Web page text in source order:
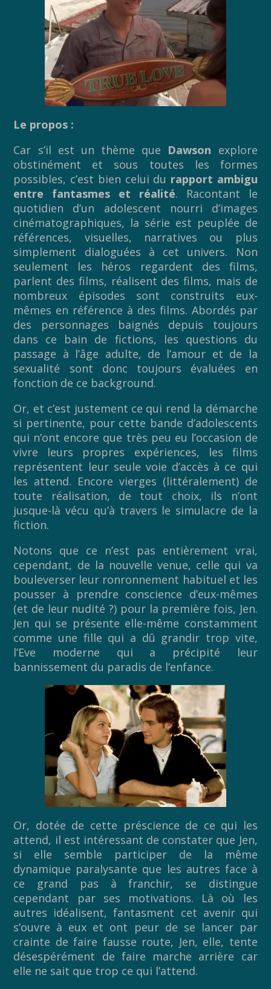
Le propos :
Car s’il est un thème que Dawson explore
obstinément et sous toutes les formes
possibles, c’est bien celui du rapport ambigu
entre fantasmes et réalité. Racontant le
quotidien d’un adolescent nourri d’images
cinématographiques, la série est peuplée de
références, visuelles, narratives ou plus
simplement dialoguées à cet univers. Non
seulement les héros regardent des films,
parlent des films, réalisent des films, mais de
nombreux épisodes sont construits eux-
mêmes en référence à des films. Abordés par
des personnages baignés depuis toujours
dans ce bain de fictions, les questions du
passage à l’âge adulte, de l’amour et de la
sexualité sont donc toujours évaluées en
fonction de ce background.
Or, et c’est justement ce qui rend la démarche
si pertinente, pour cette bande d’adolescents
qui n’ont encore que très peu eu l’occasion de
vivre leurs propres expériences, les films
représentent leur seule voie d’accès à ce qui
les attend. Encore vierges (littéralement) de
toute réalisation, de tout choix, ils n’ont
jusque-là vécu qu’à travers le simulacre de la
fiction.
Notons que ce n’est pas entièrement vrai,
cependant, de la nouvelle venue, celle qui va
bouleverser leur ronronnement habituel et les
pousser à prendre conscience d’eux-mêmes
(et de leur nudité ?) pour la première fois, Jen.
Jen qui se présente elle-même constamment
comme une fille qui a dû grandir trop vite,
l’Eve moderne qui a précipité leur
bannissement du paradis de l’enfance.
Or, dotée de cette préscience de ce qui les
attend, il est intéressant de constater que Jen,
si elle semble participer de la même
dynamique paralysante que les autres face à
ce grand pas à franchir, se distingue
cependant par ses motivations. Là où les
autres idéalisent, fantasment cet avenir qui
s’ouvre à eux et ont peur de se lancer par
crainte de faire fausse route, Jen, elle, tente
désespérément de faire marche arrière car
elle ne sait que trop ce qui l’attend.